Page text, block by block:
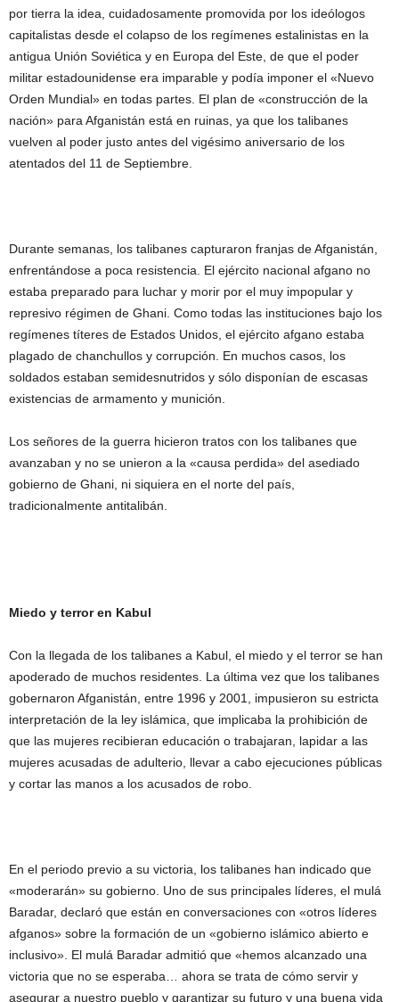
por tierra la idea, cuidadosamente promovida por los ideólogos
capitalistas desde el colapso de los regímenes estalinistas en la
antigua Unión Soviética y en Europa del Este, de que el poder
militar estadounidense era imparable y podía imponer el «Nuevo
Orden Mundial» en todas partes. El plan de «construcción de la
nación» para Afganistán está en ruinas, ya que los talibanes
vuelven al poder justo antes del vigésimo aniversario de los
atentados del 11 de Septiembre.
Durante semanas, los talibanes capturaron franjas de Afganistán,
enfrentándose a poca resistencia. El ejército nacional afgano no
estaba preparado para luchar y morir por el muy impopular y
represivo régimen de Ghani. Como todas las instituciones bajo los
regímenes títeres de Estados Unidos, el ejército afgano estaba
plagado de chanchullos y corrupción. En muchos casos, los
soldados estaban semidesnutridos y sólo disponían de escasas
existencias de armamento y munición.
Los señores de la guerra hicieron tratos con los talibanes que
avanzaban y no se unieron a la «causa perdida» del asediado
gobierno de Ghani, ni siquiera en el norte del país,
tradicionalmente antitalibán.
Miedo y terror en Kabul
Con la llegada de los talibanes a Kabul, el miedo y el terror se han
apoderado de muchos residentes. La última vez que los talibanes
gobernaron Afganistán, entre 1996 y 2001, impusieron su estricta
interpretación de la ley islámica, que implicaba la prohibición de
que las mujeres recibieran educación o trabajaran, lapidar a las
mujeres acusadas de adulterio, llevar a cabo ejecuciones públicas
y cortar las manos a los acusados de robo.
En el periodo previo a su victoria, los talibanes han indicado que
«moderarán» su gobierno. Uno de sus principales líderes, el mulá
Baradar, declaró que están en conversaciones con «otros líderes
afganos» sobre la formación de un «gobierno islámico abierto e
inclusivo». El mulá Baradar admitió que «hemos alcanzado una
victoria que no se esperaba… ahora se trata de cómo servir y
asegurar a nuestro pueblo y garantizar su futuro y una buena vida